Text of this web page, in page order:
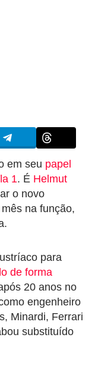
em seu papel
1. É Helmut
o novo
na função,
para
de forma
20 anos no
engenheiro
Minardi, Ferrari
substituído